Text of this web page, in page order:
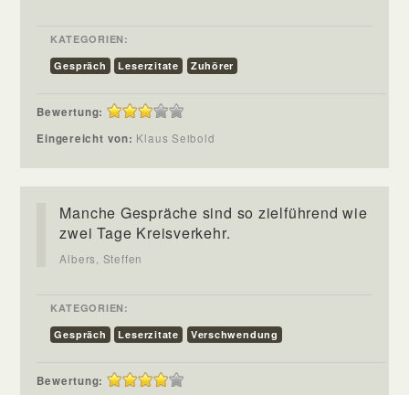
KATEGORIEN:
Gespräch
Leserzitate Zuhörer
Bewertung:
Eingereicht von: Klaus Seibold
Manche Gespräche sind so zielführend wie
zwei Tage Kreisverkehr.
Albers, Steffen
KATEGORIEN:
Gespräch
Leserzitate Verschwendung
Bewertung: